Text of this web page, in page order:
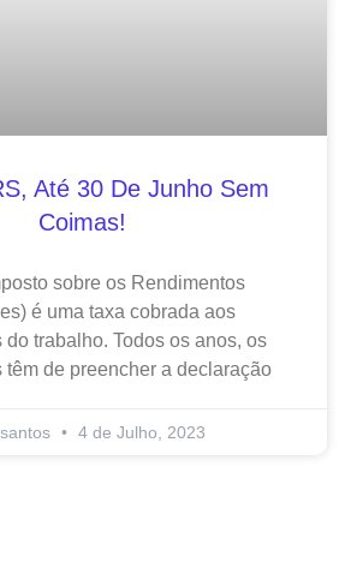
Até 30 De Junho Sem
Coimas!
sobre os Rendimentos
é uma taxa cobrada aos
do trabalho. Todos os anos, os
têm de preencher a declaração
4 de Julho, 2023